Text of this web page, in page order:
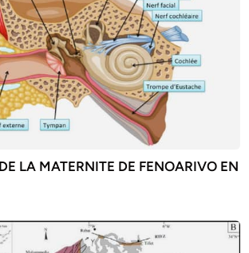
LA MATERNITE DE FENOARIVO EN